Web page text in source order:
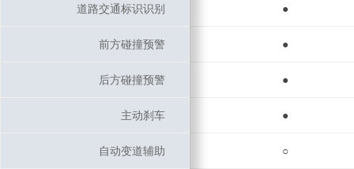
道路交通标识识别 ●
前方碰撞预警 ●
后方碰撞预警 ●
主动刹车 ●
自动变道辅助 ○
道路交通标识识别
前方碰撞预警
后方碰撞预警
主动刹车
自动变道辅助